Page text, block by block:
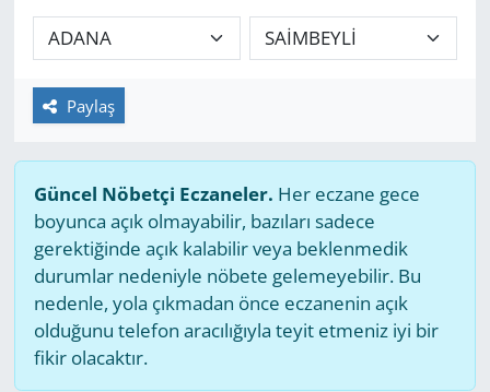
Paylaş
Güncel Nöbetçi Eczaneler. Her eczane gece
boyunca açık olmayabilir, bazıları sadece
gerektiğinde açık kalabilir veya beklenmedik
durumlar nedeniyle nöbete gelemeyebilir. Bu
nedenle, yola çıkmadan önce eczanenin açık
olduğunu telefon aracılığıyla teyit etmeniz iyi bir
fikir olacaktır.
GÜNDEM
HABERDE İNSAN
MAGAZİN
POLİTİKA
RESMİ İLANLAR
SAĞLIK